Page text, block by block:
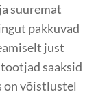
suuremat
pakkuvad
just
saaksid
on võistlustel